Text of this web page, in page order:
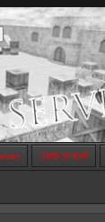
SMS SHOP